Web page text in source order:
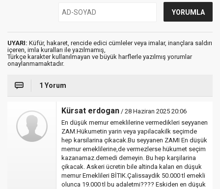
UYARI: Küfür, hakaret, rencide edici cümleler veya imalar, inançlara saldırı
içeren, imla kuralları ile yazılmamış,
Türkçe karakter kullanılmayan ve büyük harflerle yazılmış yorumlar
onaylanmamaktadır.
1 Yorum
Kürsat erdogan / 28 Haziran 2025 20:06
En düşük memur emeklilerine vermedikleri seyyanen
ZAM.Hükumetin yarin veya yapilacakilk seçimde
hep karsilarina çikacak.Bu seyyanen ZAMI En düşük
memur emeklilerine,de vermezlerse hükumet seçim
kazanamaz.demedi demeyin. Bu hep karşilarina
çikacak. Askeri ücretin bile altinda kalan en düşuk
memur Emeklileri BİTIK.Çalissaydik 50.000 tl emekli
olunca 19.000 tl bu adaletmi???? Eskiden en düşuk